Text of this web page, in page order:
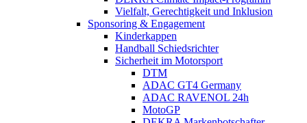
Vielfalt, Gerechtigkeit und Inklusion​
Sponsoring & Engagement
Kinderkappen
Handball Schiedsrichter
Sicherheit im Motorsport
DTM
ADAC GT4 Germany
ADAC RAVENOL 24h
MotoGP